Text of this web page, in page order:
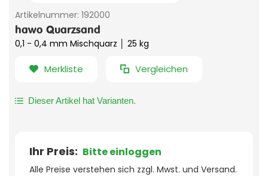
Artikelnummer: 192000
hawo Quarzsand
0,1 - 0,4 mm Mischquarz │ 25 kg
Merkliste Vergleichen
Dieser Artikel hat Varianten.
Ihr Preis: Bitte einloggen
Alle Preise verstehen sich zzgl. Mwst. und Versand.